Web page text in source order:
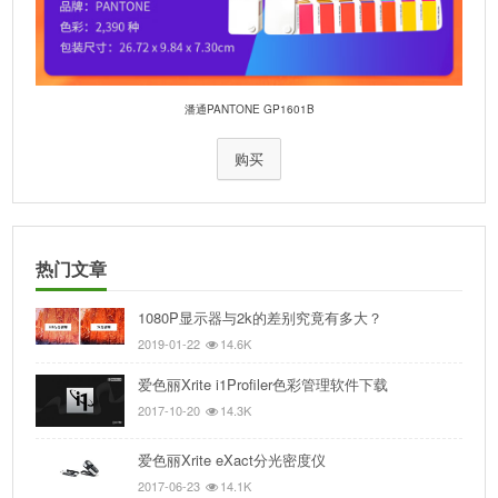
潘通PANTONE GP1601B
购买
热门文章
1080P显示器与2k的差别究竟有多大？
2019-01-22 14.6K
爱色丽Xrite i1Profiler色彩管理软件下载
2017-10-20 14.3K
爱色丽Xrite eXact分光密度仪
2017-06-23 14.1K